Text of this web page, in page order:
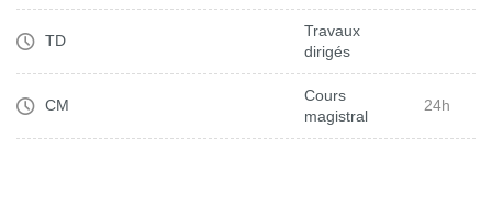
TD
Travaux
dirigés
CM
Cours
magistral
24h